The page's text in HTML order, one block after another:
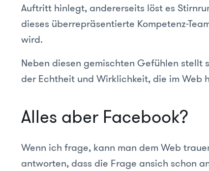
Auftritt hinlegt, andererseits löst es
dieses überrepräsentierte Kompetenz-
wird.
Neben diesen gemischten Gefühlen stellt
der Echtheit und Wirklichkeit, die im Web
Alles aber Facebook?
Wenn ich frage, kann man dem Web
antworten, dass die Frage ansich schon